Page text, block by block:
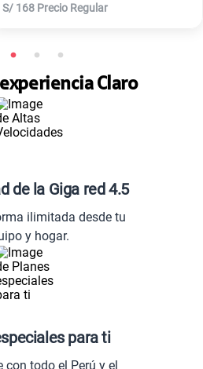
Regular
Claro
de la Giga red 4.5
ilimitada desde tu
y hogar.
para ti
con todo el Perú y el